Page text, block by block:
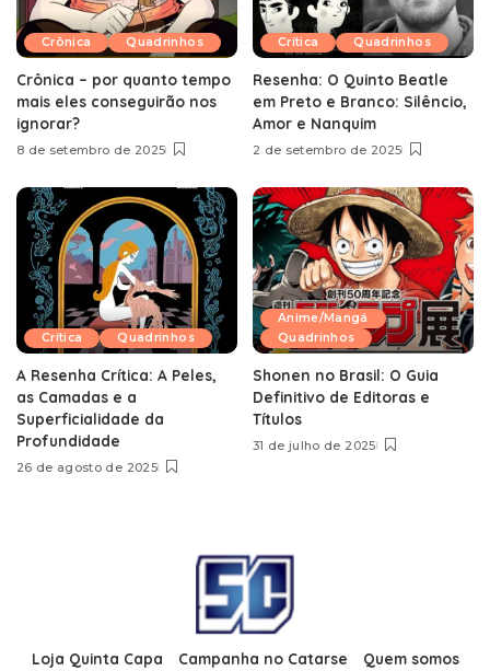
Crônica Quadrinhos
Crônica – por quanto tempo
mais eles conseguirão nos
ignorar?
8 de setembro de 2025
Crítica Quadrinhos
Resenha: O Quinto Beatle
em Preto e Branco: Silêncio,
Amor e Nanquim
2 de setembro de 2025
Crítica Quadrinhos
A Resenha Crítica: A Peles,
as Camadas e a
Superficialidade da
Profundidade
26 de agosto de 2025
Anime/Mangá
Quadrinhos
Shonen no Brasil: O Guia
Definitivo de Editoras e
Títulos
31 de julho de 2025
Loja Quinta Capa Campanha no Catarse Quem somos